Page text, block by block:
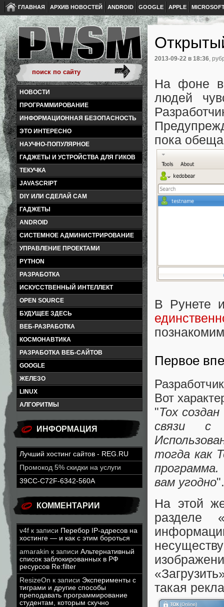
ГЛАВНАЯ АРХИВ НОВОСТЕЙ ANDROID GOOGLE APPLE
НОВОСТИ
ПРОГРАММИРОВАНИЕ
ИНФОРМАЦИОННАЯ БЕЗОПАСНОСТЬ
ЭТО ИНТЕРЕСНО
НАУЧНО-ПОПУЛЯРНОЕ
ГАДЖЕТЫ И УСТРОЙСТВА ДЛЯ ГИКОВ
ТЕКУЧКА
JAVASCRIPT
DIY ИЛИ СДЕЛАЙ САМ
ГАДЖЕТЫ
ANDROID
СИСТЕМНОЕ АДМИНИСТРИРОВАНИЕ
УПРАВЛЕНИЕ ПРОЕКТАМИ
PYTHON
РАЗРАБОТКА
ИСКУССТВЕННЫЙ ИНТЕЛЛЕКТ
OPEN SOURCE
БУДУЩЕЕ ЗДЕСЬ
ВЕБ-РАЗРАБОТКА
КОСМОНАВТИКА
РАЗРАБОТКА ВЕБ-САЙТОВ
GOOGLE
ЖЕЛЕЗО
LINUX
АЛГОРИТМЫ
ИНФОРМАЦИЯ
Лучший хостинг сайтов - REG.RU
Промокод 5% скидки на услуги
39CC-C72F-6342-560A
КОММЕНТАРИИ
v4f к записи Перебор IP-адресов на
хостинге — и как с этим бороться
amarakin к записи Альтернативный
список заблокированных в РФ
ресурсов Re:filter
ResizeOn к записи Эксперименты с
тиграми и другие способы
преподавать программирование
студентам, которым скучно
2013-09-22 в 18:36,
На фоне
людей
пока
В Рунете
Первое
Вот
"Tox
связи с
тогда как
вам угодно".
На этой
разделе
такая